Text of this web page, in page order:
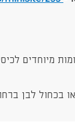
מיוחדים
בכחול לבן